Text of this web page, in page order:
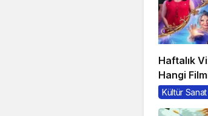
Haftalık
Hangi
Kültür Sanat